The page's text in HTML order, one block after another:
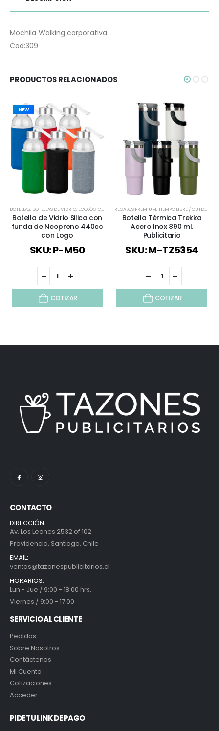
Mochila Walking corporativa
Cod:309
PRODUCTOS RELACIONADOS
NEW
BOTELLAS, BOTELLAS DE VIDRIO, ECOLÓGICOS Y SUSTENTABLES ,TODOS
Botella de Vidrio Silica con
funda de Neopreno 440cc
con Logo
SKU: P-M50
COTIZAR
REGALOS PREMIUM,TIEMPO LIBRE / OUTDOOR
Botella Térmica Trekka
Acero Inox 890 ml.
Publicitario
SKU: M-TZ5354
COTIZAR
CONTACTO
DIRECCIÓN:
Av. Los Leones 2532 of 102
Providencia, Santiago, Chile
EMAIL:
ventas@tazonespublicitarios.cl
HORARIOS:
Lun - Jue / 9:00 - 18:00 hrs.
Viernes / 9:00 - 17:00
SERVICIO AL CLIENTE
Pedidos
Sobre Nosotros
Contáctenos
Mi Cuenta
Cotizaciones
Acceder
PIDE TU LINK DE PAGO